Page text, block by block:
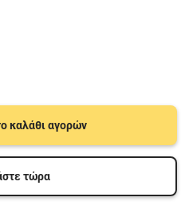
καλάθι αγορών
τώρα